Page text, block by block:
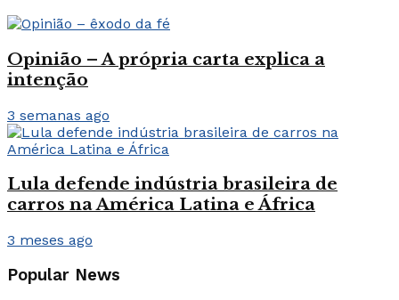
Opinião – A própria carta explica a
intenção
3 semanas ago
Lula defende indústria brasileira de
carros na América Latina e África
3 meses ago
Popular News